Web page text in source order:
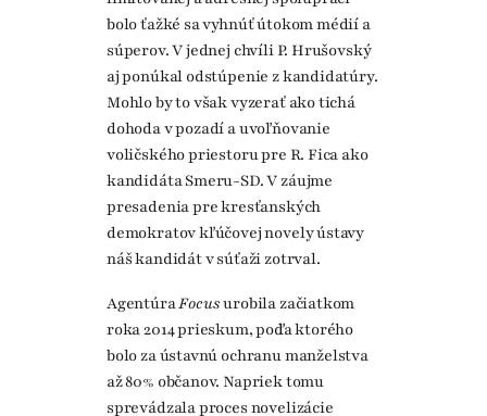
bolo ťažké sa vyhnúť útokom médií a
súperov. V jednej chvíli P. Hrušovský
aj ponúkal odstúpenie z kandidatúry.
Mohlo by to však vyzerať ako tichá
dohoda v pozadí a uvoľňovanie
voličského priestoru pre R. Fica ako
kandidáta Smeru-SD. V záujme
presadenia pre kresťanských
demokratov kľúčovej novely ústavy
náš kandidát v súťaži zotrval.
AgentúraFocusurobila začiatkom
roka 2014 prieskum, podľa ktorého
bolo za ústavnú ochranu manželstva
až 80% občanov. Napriek tomu
sprevádzala proces novelizácie